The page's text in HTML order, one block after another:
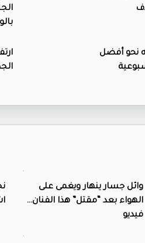
نحو أفضل
وائل جسار ينهار ويغمى على
الهواء بعد “مقتل” هذا الفنان…
فيديو